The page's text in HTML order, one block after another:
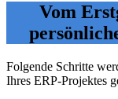
Vom
Folgende Schritte
Ihres ERP-Projektes